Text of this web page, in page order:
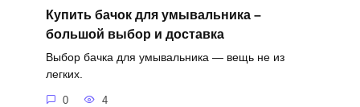
Купить бачок для умывальника –
большой выбор и доставка
Выбор бачка для умывальника — вещь не из
легких.
0 4